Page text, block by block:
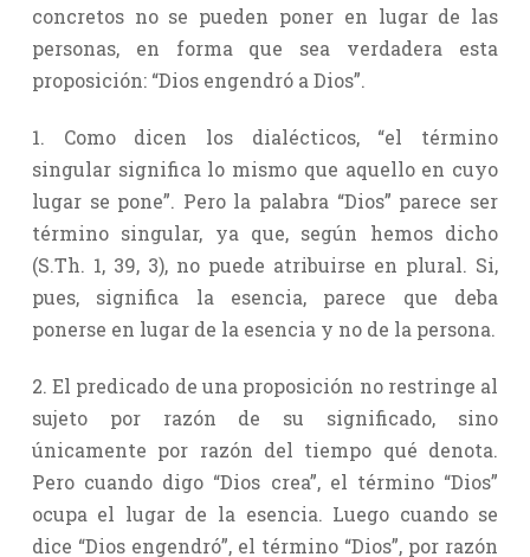
concretos no se pueden poner en lugar de las
personas, en forma que sea verdadera esta
proposición: “Dios engendró a Dios”.
1. Como dicen los dialécticos, “el término
singular significa lo mismo que aquello en cuyo
lugar se pone”. Pero la palabra “Dios” parece ser
término singular, ya que, según hemos dicho
(S.Th. 1, 39, 3), no puede atribuirse en plural. Si,
pues, significa la esencia, parece que deba
ponerse en lugar de la esencia y no de la persona.
2. El predicado de una proposición no restringe al
sujeto por razón de su significado, sino
únicamente por razón del tiempo qué denota.
Pero cuando digo “Dios crea”, el término “Dios”
ocupa el lugar de la esencia. Luego cuando se
dice “Dios engendró”, el término “Dios”, por razón